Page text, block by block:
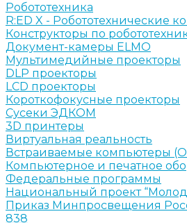
Робототехника
R:ED X - Робототехнические
Конструкторы по
Документ-камеры ELMO
Мультимедийные проекторы
DLP проекторы
LCD проекторы
Короткофокусные проекторы
Сусеки ЭДКОМ
3D принтеры
Виртуальная реальность
Встраиваемые компьютеры
Компьютерное и печатное
Федеральные программы
Национальный проект
Приказ Минпросвещения
838